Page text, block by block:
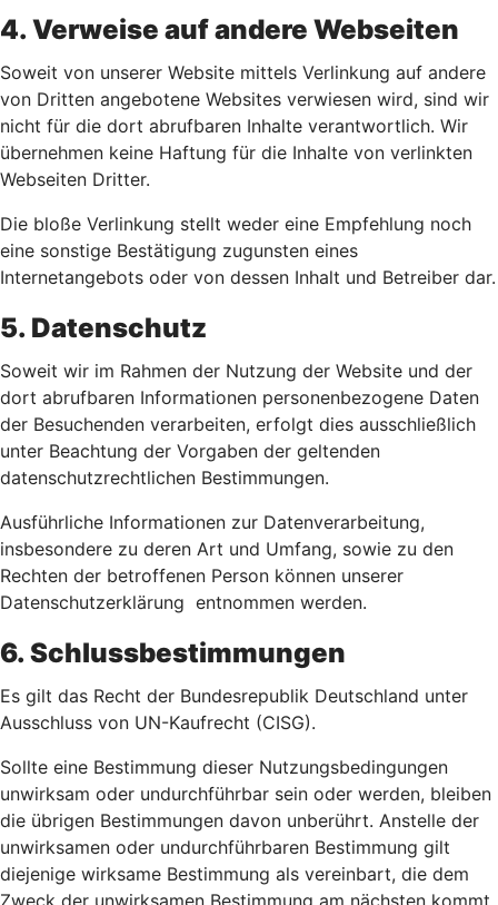
4. Verweise auf andere Webseiten
Soweit von unserer Website mittels Verlinkung auf andere
von Dritten angebotene Websites verwiesen wird, sind wir
nicht für die dort abrufbaren Inhalte verantwortlich. Wir
übernehmen keine Haftung für die Inhalte von verlinkten
Webseiten Dritter.
Die bloße Verlinkung stellt weder eine Empfehlung noch
eine sonstige Bestätigung zugunsten eines
Internetangebots oder von dessen Inhalt und Betreiber dar.
5. Datenschutz
Soweit wir im Rahmen der Nutzung der Website und der
dort abrufbaren Informationen personenbezogene Daten
der Besuchenden verarbeiten, erfolgt dies ausschließlich
unter Beachtung der Vorgaben der geltenden
datenschutzrechtlichen Bestimmungen.
Ausführliche Informationen zur Datenverarbeitung,
insbesondere zu deren Art und Umfang, sowie zu den
Rechten der betroffenen Person können unserer
Datenschutzerklärung entnommen werden.
6. Schlussbestimmungen
Es gilt das Recht der Bundesrepublik Deutschland unter
Ausschluss von UN-Kaufrecht (CISG).
Sollte eine Bestimmung dieser Nutzungsbedingungen
unwirksam oder undurchführbar sein oder werden, bleiben
die übrigen Bestimmungen davon unberührt. Anstelle der
unwirksamen oder undurchführbaren Bestimmung gilt
diejenige wirksame Bestimmung als vereinbart, die dem
Zweck der unwirksamen Bestimmung am nächsten kommt.